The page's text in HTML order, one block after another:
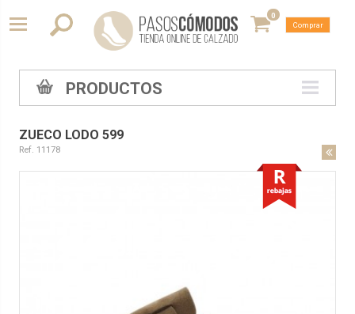
0
Comprar
PRODUCTOS
ZUECO LODO 599
Ref. 11178